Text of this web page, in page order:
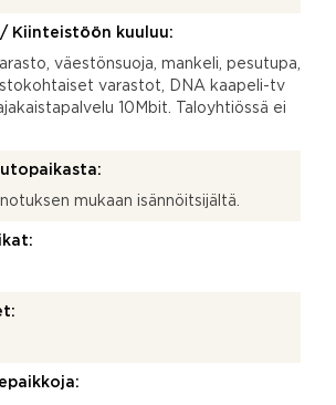
Kiinteistöön kuuluu:
väestönsuoja, mankeli, pesutupa,
varastot, DNA kaapeli-tv
10Mbit. Taloyhtiössä ei
mukaan isännöitsijältä.